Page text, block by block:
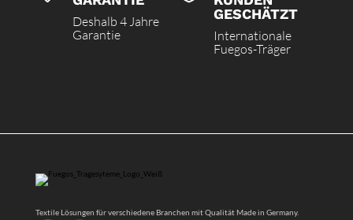
Deshalb 4 Jahre
Garantie
GESCHÄTZT
Internationale
Fuegos-Träger
Textile Lösungen für verschiedene Branchen mit Qualität Made in Germany.